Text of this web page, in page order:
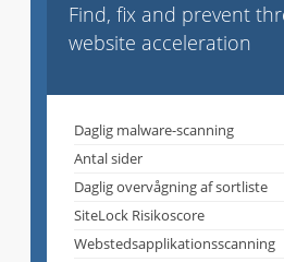
Find, fix and prevent
website acceleration
Daglig malware-scanning
Antal sider
Daglig overvågning af sortliste
SiteLock Risikoscore
Webstedsapplikationsscanning